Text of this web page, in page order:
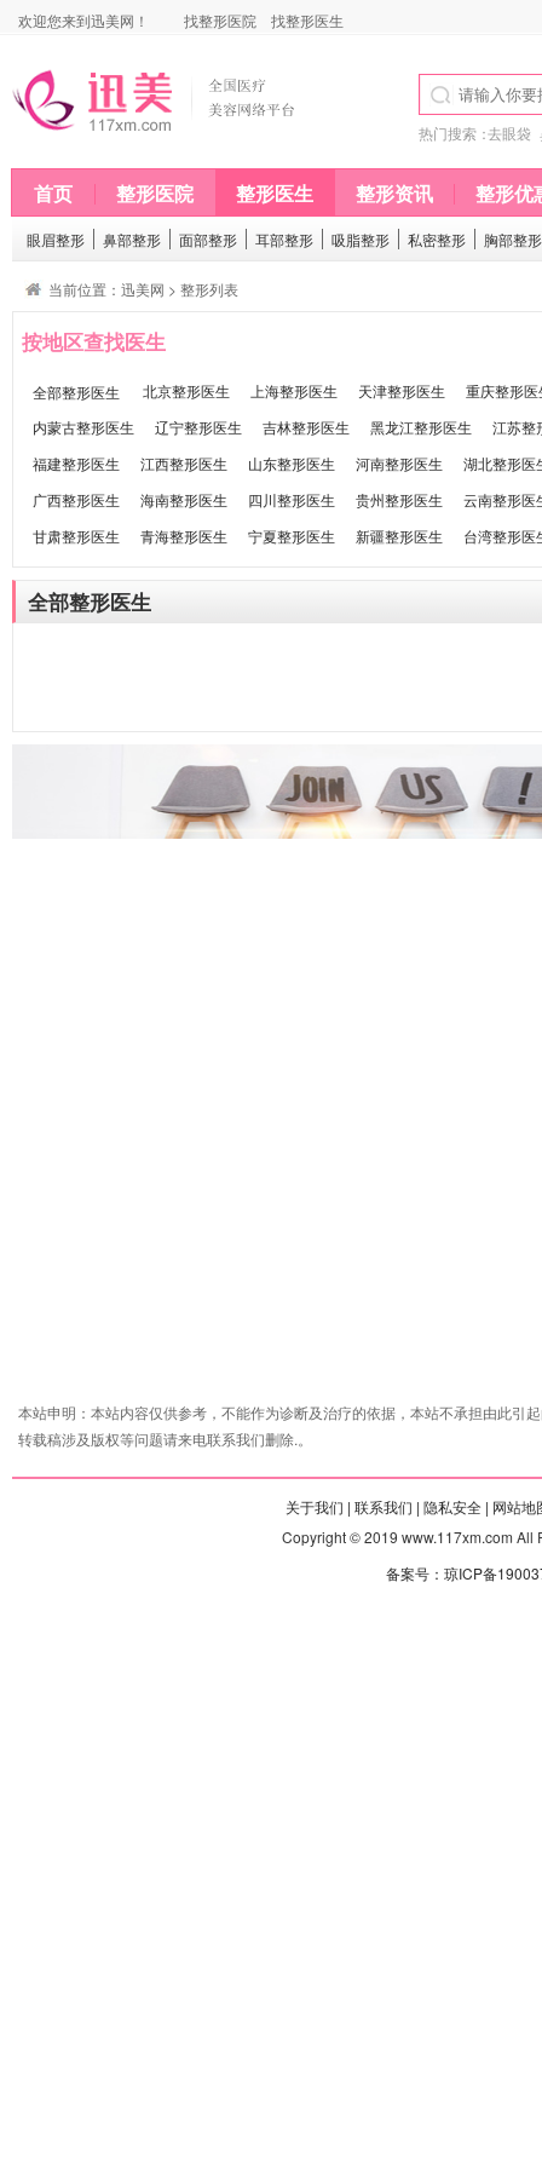
欢迎您来到迅美网！ 找整形医院 找整形医生
热门搜索：去眼袋
首页 整形医院 整形医生 整形资讯 整形优
眼眉整形 鼻部整形 面部整形 耳部整形 吸脂整形 私密整形 胸部整形
当前位置： 迅美网 > 整形列表
按地区查找医生
全部整形医生 北京整形医生 上海整形医生 天津整形医生
重庆整形医
内蒙古整形医生
辽宁整形医生 吉林整形医生 黑龙江整形医生
江苏整
福建整形医生
江西整形医生 山东整形医生 河南整形医生
湖北整形医
广西整形医生
海南整形医生 四川整形医生 贵州整形医生
云南整形医
甘肃整形医生
青海整形医生 宁夏整形医生 新疆整形医生 台湾整形医
全部整形医生
本站申明：本站内容仅供参考，不能作为诊断及治疗的依据，本站不承担由此引
转载稿涉及版权等问题请来电联系我们删除.。
关于我们 | 联系我们 | 隐私安全 | 网站地
Copyright © 2019 www.117xm.com All
备案号：琼ICP备